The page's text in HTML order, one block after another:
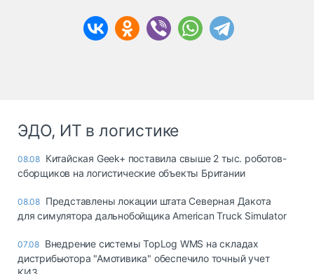
ЭДО, ИТ в логистике
08.08 Китайская Geek+ поставила свыше 2 тыс. роботов-
сборщиков на логистические объекты Британии
08.08 Представлены локации штата Северная Дакота
для симулятора дальнобойщика American Truck Simulator
07.08 Внедрение системы TopLog WMS на складах
дистрибьютора "Амотивика" обеспечило точный учет